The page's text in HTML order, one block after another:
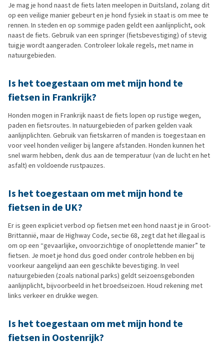
Je mag je hond naast de fiets laten meelopen in Duitsland, zolang dit
op een veilige manier gebeurt en je hond fysiek in staat is om mee te
rennen. In steden en op sommige paden geldt een aanlijnplicht, ook
naast de fiets. Gebruik van een springer (fietsbevestiging) of stevig
tuigje wordt aangeraden. Controleer lokale regels, met name in
natuurgebieden.
Is het toegestaan om met mijn hond te
fietsen in Frankrijk?
Honden mogen in Frankrijk naast de fiets lopen op rustige wegen,
paden en fietsroutes. In natuurgebieden of parken gelden vaak
aanlijnplichten. Gebruik van fietskarren of manden is toegestaan en
voor veel honden veiliger bij langere afstanden. Honden kunnen het
snel warm hebben, denk dus aan de temperatuur (van de lucht en het
asfalt) en voldoende rustpauzes.
Is het toegestaan om met mijn hond te
fietsen in de UK?
Er is geen expliciet verbod op fietsen met een hond naast je in Groot-
Brittannië, maar de Highway Code, sectie 68, zegt dat het illegaal is
om op een “gevaarlijke, onvoorzichtige of onoplettende manier” te
fietsen. Je moet je hond dus goed onder controle hebben en bij
voorkeur aangelijnd aan een geschikte bevestiging. In veel
natuurgebieden (zoals national parks) geldt seizoensgebonden
aanlijnplicht, bijvoorbeeld in het broedseizoen. Houd rekening met
links verkeer en drukke wegen.
Is het toegestaan om met mijn hond te
fietsen in Oostenrijk?